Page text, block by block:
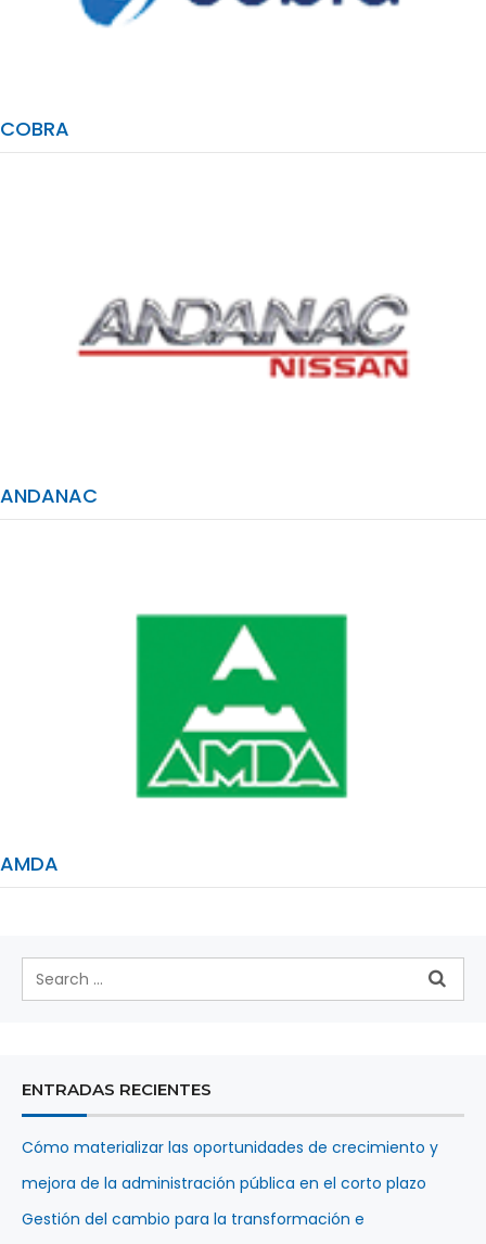
COBRA
ANDANAC
AMDA
ENTRADAS RECIENTES
Cómo materializar las oportunidades de crecimiento y
mejora de la administración pública en el corto plazo
Gestión del cambio para la transformación e